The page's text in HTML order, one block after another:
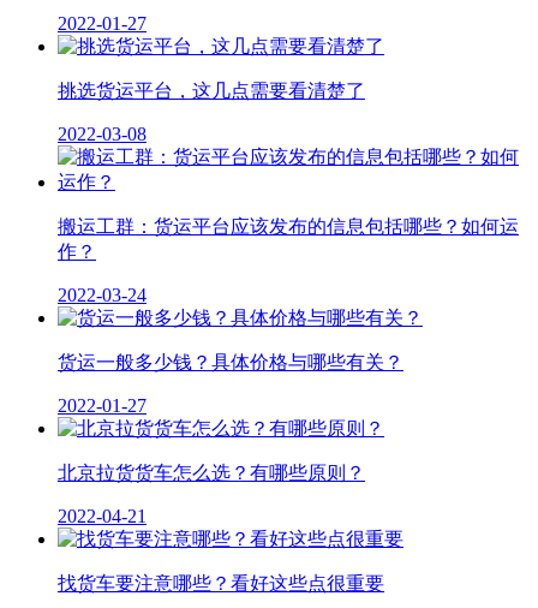
2022-01-27
挑选货运平台，这几点需要看清楚了
2022-03-08
搬运工群：货运平台应该发布的信息包括哪些？如何运
作？
2022-03-24
货运一般多少钱？具体价格与哪些有关？
2022-01-27
北京拉货货车怎么选？有哪些原则？
2022-04-21
找货车要注意哪些？看好这些点很重要